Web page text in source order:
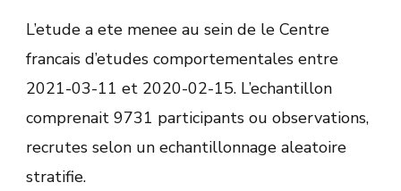
L’etude a ete menee au sein de le Centre
francais d’etudes comportementales entre
2021-03-11 et 2020-02-15. L’echantillon
comprenait 9731 participants ou observations,
recrutes selon un echantillonnage aleatoire
stratifie.